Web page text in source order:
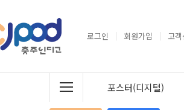
로그인 회원가입 고
포스터(디지털)